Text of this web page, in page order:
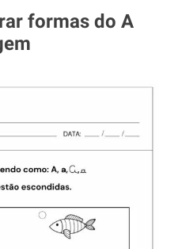
formas do A